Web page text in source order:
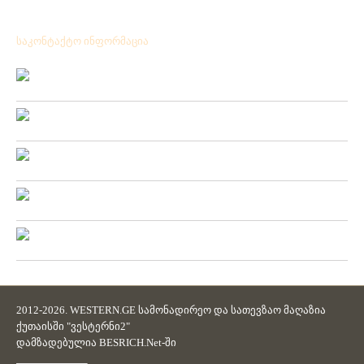
საკონტაქტო ინფორმაცია
2012-2026. WESTERN.GE სამონადირეო და სათევზაო მაღაზია
ქუთაისში "ვესტერნი2"
დამზადებულია BESRICH.Net-ში